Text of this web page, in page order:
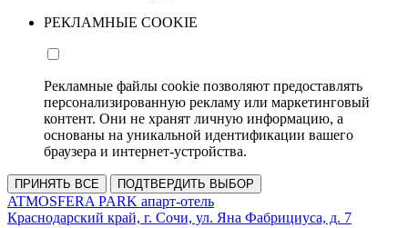
РЕКЛАМНЫЕ COOKIE
Рекламные файлы cookie позволяют предоставлять
персонализированную рекламу или маркетинговый
контент. Они не хранят личную информацию, а
основаны на уникальной идентификации вашего
браузера и интернет-устройства.
ПРИНЯТЬ ВСЕ ПОДТВЕРДИТЬ ВЫБОР
ATMOSFERA PARK апарт-отель
Краснодарский край, г. Сочи, ул. Яна Фабрициуса, д. 7